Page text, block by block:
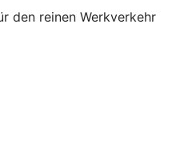
den reinen Werkverkehr